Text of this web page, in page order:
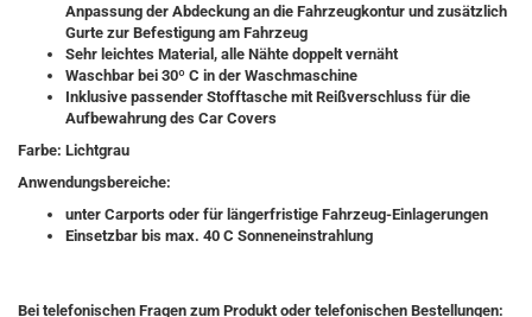
Anpassung der Abdeckung an die Fahrzeugkontur und zusätzlich
Gurte zur Befestigung am Fahrzeug
Sehr leichtes Material, alle Nähte doppelt vernäht
Waschbar bei 30º C in der Waschmaschine
Inklusive passender Stofftasche mit Reißverschluss für die
Aufbewahrung des Car Covers
Farbe: Lichtgrau
Anwendungsbereiche:
unter Carports oder für längerfristige Fahrzeug-Einlagerungen
Einsetzbar bis max. 40 C Sonneneinstrahlung
Bei telefonischen Fragen zum Produkt oder telefonischen Bestellungen: